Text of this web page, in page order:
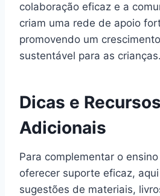
colaboração eficaz e a
criam uma rede de apoio
promovendo um
sustentável para as crianças.
Dicas e Recursos
Adicionais
Para complementar o
oferecer suporte eficaz,
sugestões de materiais,